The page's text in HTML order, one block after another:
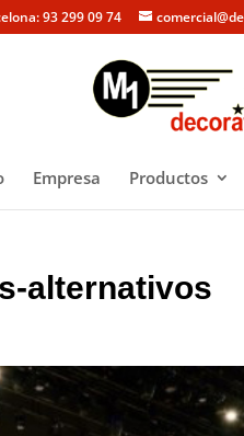
93 299 09 74
Empresa Productos
alternativos